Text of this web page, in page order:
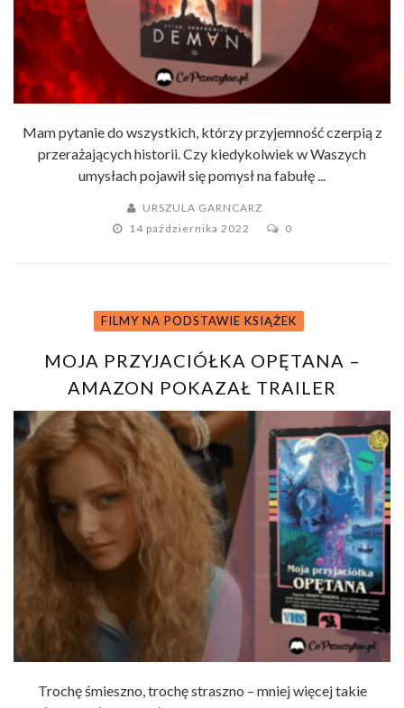
Mam pytanie do wszystkich, którzy przyjemność czerpią z
przerażających historii. Czy kiedykolwiek w Waszych
umysłach pojawił się pomysł na fabułę ...
URSZULA GARNCARZ
14 października 2022
0
FILMY NA PODSTAWIE KSIĄŻEK
MOJA PRZYJACIÓŁKA OPĘTANA –
AMAZON POKAZAŁ TRAILER
Trochę śmieszno, trochę straszno – mniej więcej takie